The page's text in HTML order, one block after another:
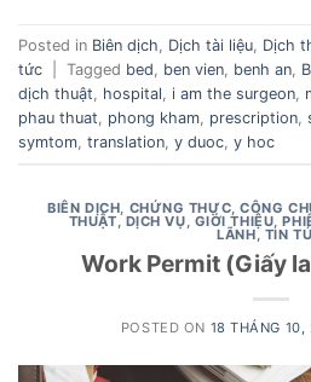
Posted in Biên dịch Dịch tài liệu Dịch
tức
Tagged bed ben vien benh an
dịch thuật
hospital i am the surgeon
phau thuat
phong kham prescription
symtom translation y duoc y hoc
BIÊN DỊCH, CHỨNG THỰC,CÔNG
THUẬT, DỊCH VỤ, GIỚI THIỆU,
LÃNH, TIN
Work Permit (Giấy
POSTED ON 18 THÁNG 10,